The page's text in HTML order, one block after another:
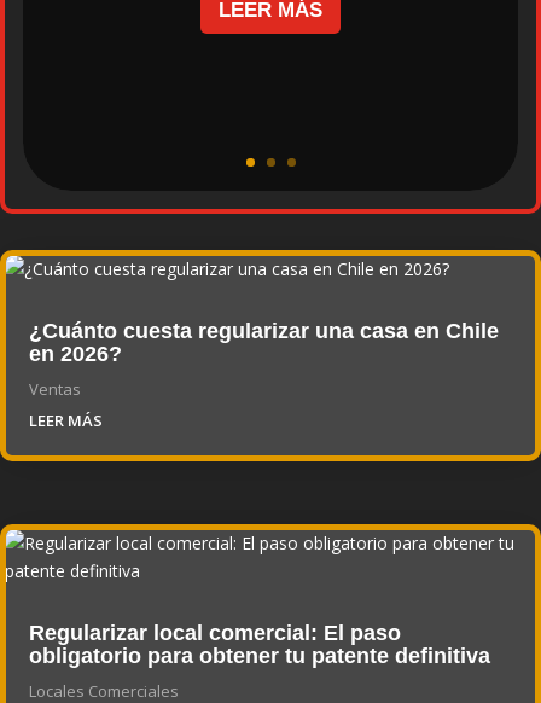
LEER MÁS
¿Cuánto cuesta regularizar una casa en Chile
en 2026?
Ventas
LEER MÁS
Regularizar local comercial: El paso
obligatorio para obtener tu patente definitiva
Locales Comerciales